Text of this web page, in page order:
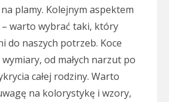
plamy. Kolejnym aspektem
warto wybrać taki, który
do naszych potrzeb. Koce
od małych narzut po
całej rodziny. Warto
na kolorystykę i wzory,